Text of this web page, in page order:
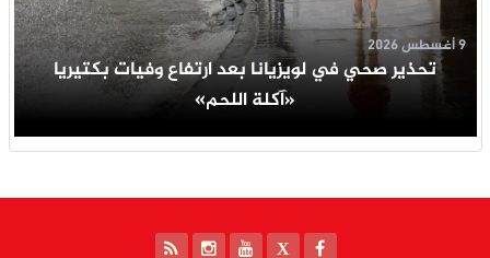
تحذير صحي في لويزيانا بعد ارتفاع وفيات بكتيريا
«آكلة اللحم»
9 أغسطس 2026